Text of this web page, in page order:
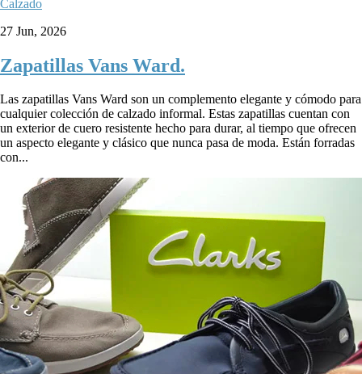
Calzado
27 Jun, 2026
Zapatillas Vans Ward.
Las zapatillas Vans Ward son un complemento elegante y cómodo para
cualquier colección de calzado informal. Estas zapatillas cuentan con
un exterior de cuero resistente hecho para durar, al tiempo que ofrecen
un aspecto elegante y clásico que nunca pasa de moda. Están forradas
con...